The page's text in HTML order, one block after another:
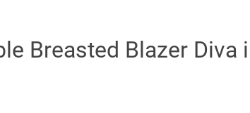
Breasted Blazer Diva